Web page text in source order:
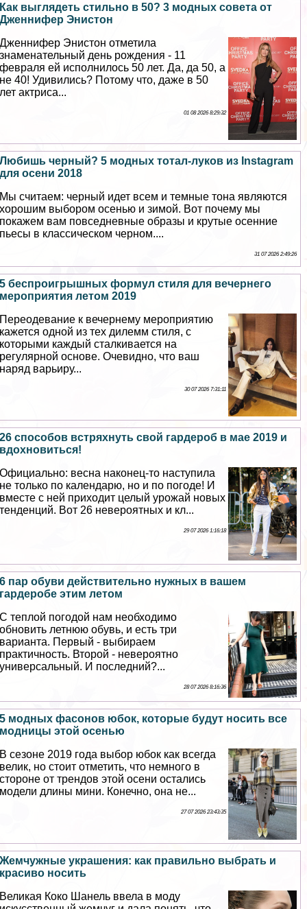
Как выглядеть стильно в 50? 3 модных совета от
Дженнифер Энистон
Дженнифер Энистон отметила
знаменательный день рождения - 11
февраля ей исполнилось 50 лет. Да, да 50, а
не 40! Удивились? Потому что, даже в 50
лет актриса...
01 08 2026 8:29:32
Любишь черный? 5 модных тотал-луков из Instagram
для осени 2018
Мы считаем: черный идет всем и темные тона являются
хорошим выбором осенью и зимой. Вот почему мы
покажем вам повседневные образы и крутые осенние
пьесы в классическом черном....
31 07 2026 2:49:26
5 беспроигрышных формул стиля для вечернего
мероприятия летом 2019
Переодевание к вечернему мероприятию
кажется одной из тех дилемм стиля, с
которыми каждый сталкивается на
регулярной основе. Очевидно, что ваш
наряд варьиру...
30 07 2026 7:31:11
26 способов встряхнуть свой гардероб в мае 2019 и
вдохновиться!
Официально: весна наконец-то наступила
не только по календарю, но и по погоде! И
вместе с ней приходит целый урожай новых
тенденций. Вот 26 невероятных и кл...
29 07 2026 1:16:18
6 пар обуви действительно нужных в вашем
гардеробе этим летом
С теплой погодой нам необходимо
обновить летнюю обувь, и есть три
варианта. Первый - выбираем
пpaктичность. Второй - невероятно
универсальный. И последний?...
28 07 2026 8:16:36
5 модных фасонов юбок, которые будут носить все
модницы этой осенью
В сезоне 2019 года выбор юбок как всегда
велик, но стоит отметить, что немного в
стороне от трендов этой осени остались
модели длины мини. Конечно, она не...
27 07 2026 23:43:35
Жемчужные украшения: как правильно выбрать и
красиво носить
Великая Коко Шанель ввела в моду